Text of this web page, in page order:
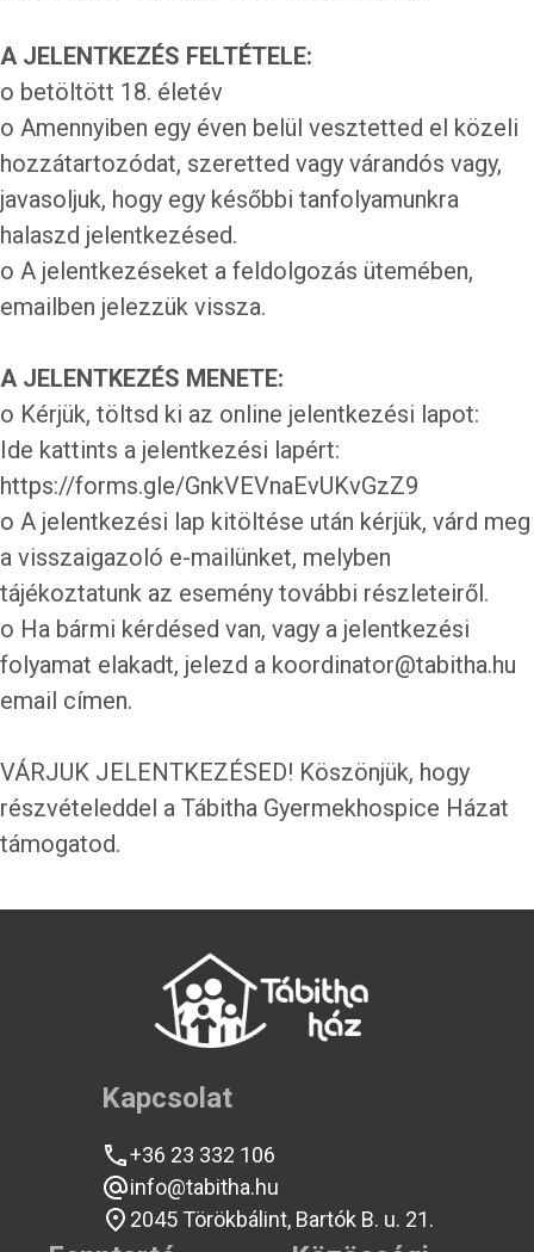
A JELENTKEZÉS FELTÉTELE:
o betöltött 18. életév
o Amennyiben egy éven belül vesztetted el közeli
hozzátartozódat, szeretted vagy várandós vagy,
javasoljuk, hogy egy későbbi tanfolyamunkra
halaszd jelentkezésed.
o A jelentkezéseket a feldolgozás ütemében,
emailben jelezzük vissza.
A JELENTKEZÉS MENETE:
o Kérjük, töltsd ki az online jelentkezési lapot:
Ide kattints a jelentkezési lapért:
https://forms.gle/GnkVEVnaEvUKvGzZ9
o A jelentkezési lap kitöltése után kérjük, várd meg
a visszaigazoló e-mailünket, melyben
tájékoztatunk az esemény további részleteiről.
o Ha bármi kérdésed van, vagy a jelentkezési
folyamat elakadt, jelezd a koordinator@tabitha.hu
email címen.
VÁRJUK JELENTKEZÉSED! Köszönjük, hogy
részvételeddel a Tábitha Gyermekhospice Házat
támogatod.
Kapcsolat
+36 23 332 106
info@tabitha.hu
2045 Törökbálint, Bartók B. u. 21.